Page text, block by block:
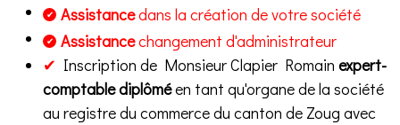
✔ Assistancedans la création de votre société
✔ Assistancechangement d'administrateur
✔ Inscription de Monsieur Clapier Romain expert-
comptable diplôméen tant qu'organe de la société
au registre du commerce du canton de Zoug avec